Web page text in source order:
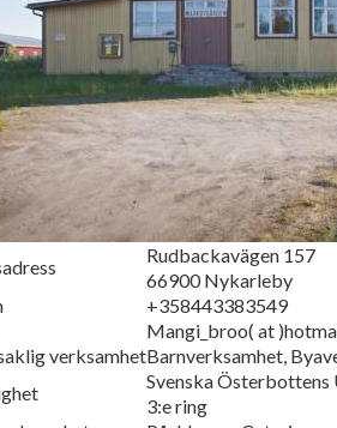
Rudbackavägen 157
66900 Nykarleby
+358443383549
Mangi_broo( at
verksamhetBarnverksamhet,
Svenska
3:e ring